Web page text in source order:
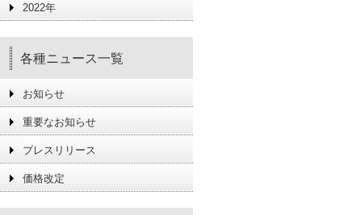
2022年
各種ニュース一覧
お知らせ
重要なお知らせ
プレスリリース
価格改定